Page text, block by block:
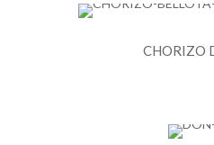
CHORIZO